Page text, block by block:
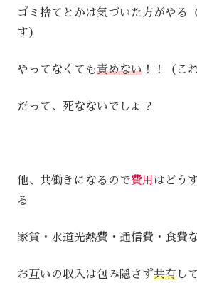
ゴミ捨てとかは気づいた方がやる
す）
やってなくても責めない ！！（こ
だって、死なないでしょ？
他、共働きになるので費用 はどう
る
家賃・水道光熱費・通信費・食費
お互いの収入は包み隠さず共有 し